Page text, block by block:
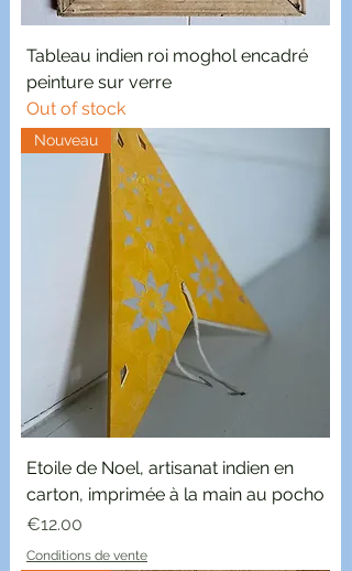
Tableau indien roi moghol encadré
peinture sur verre
Out of stock
Nouveau
Etoile de Noel, artisanat indien en
carton, imprimée à la main au pocho
Price
€12.00
Conditions de vente